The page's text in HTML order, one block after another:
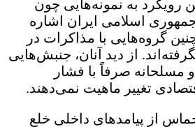
رویکرد به نمونه‌هایی چون
اسلامی ایران اشاره
گروه‌هایی با مذاکرات در
از دید آنان، جنبش‌هایی
مسلحانه صرفاً با فشار
تغییر ماهیت نمی‌دهند.
از پیامدهای داخلی خلع